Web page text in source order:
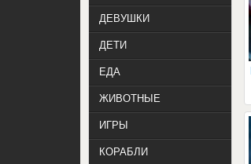
ДЕВУШКИ
ДЕТИ
ЕДА
ЖИВОТНЫЕ
ИГРЫ
КОРАБЛИ